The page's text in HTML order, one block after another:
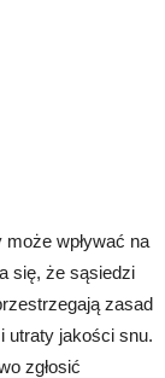
wpływać na
się, że sąsiedzi
zasad
utraty jakości snu.
zgłosić